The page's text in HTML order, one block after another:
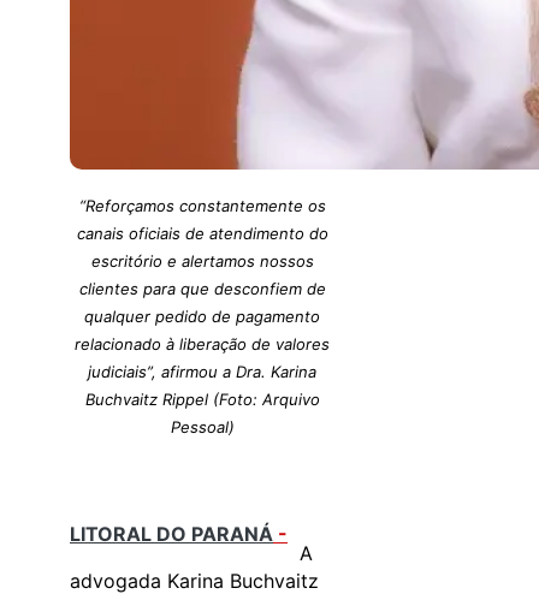
“Reforçamos constantemente os
canais oficiais de atendimento do
escritório e alertamos nossos
clientes para que desconfiem de
qualquer pedido de pagamento
relacionado à liberação de valores
judiciais”, afirmou a Dra. Karina
Buchvaitz Rippel (Foto: Arquivo
Pessoal)
LITORAL DO PARANÁ -
A
advogada Karina Buchvaitz